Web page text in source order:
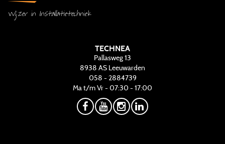
Wijzer in Installatietechniek
TECHNEA
Pallasweg 13
8938 AS Leeuwarden
058 - 2884739
Ma t/m Vr - 07:30 - 17:00